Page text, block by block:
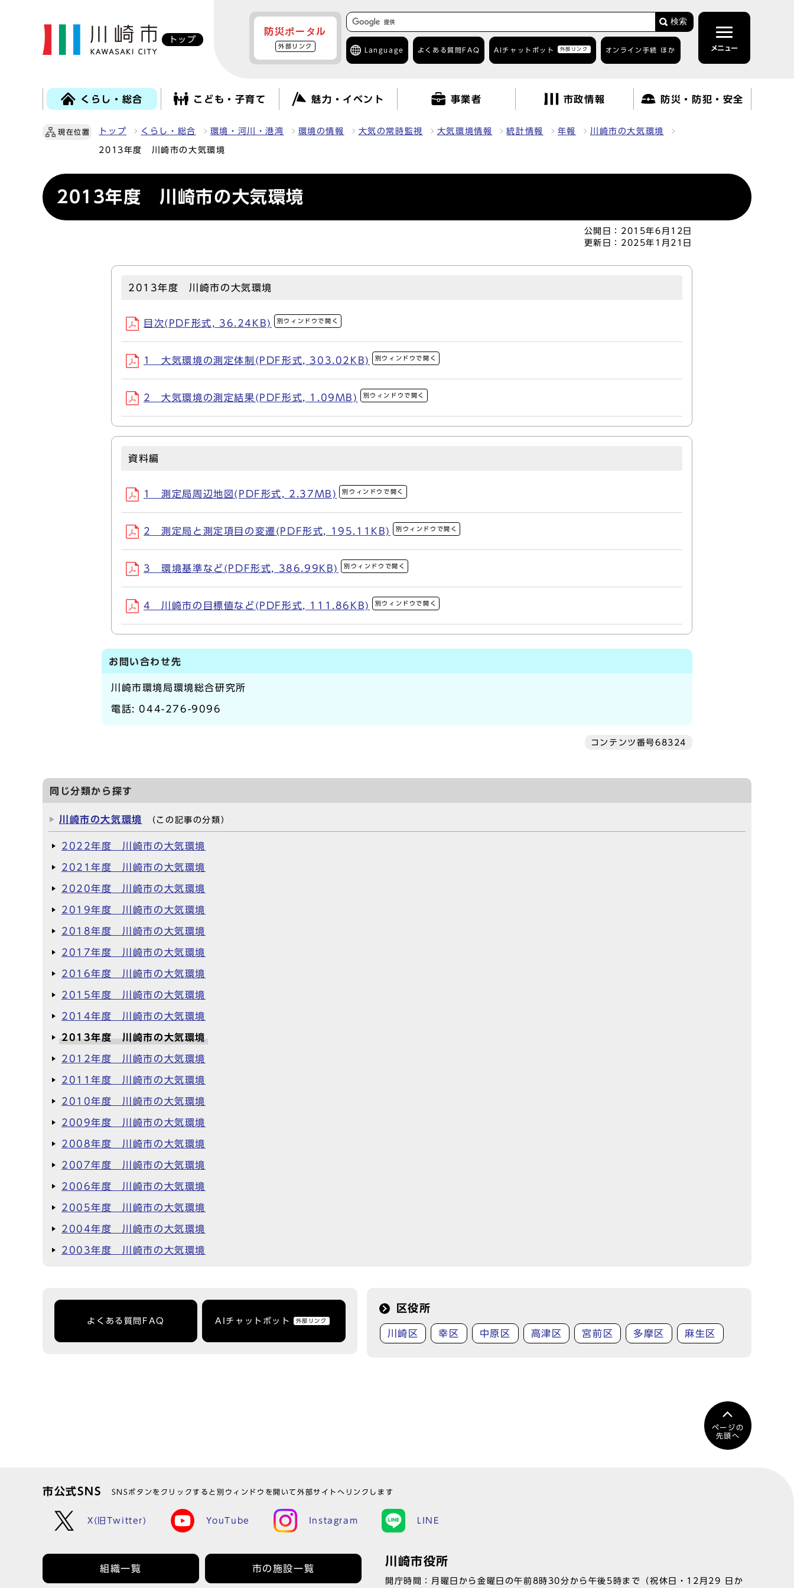
トップ
防災ポータル
外部リンク
検索
Language よくある質問 FAQ AIチャットボット 外部リンク オンライン手続 ほか メニュー
くらし・総合 こども・子育て 魅力・イベント 事業者 市政情報 防災・防犯・安全
現在位置 トップ くらし・総合 環境・河川・港湾 環境の情報 大気の常時監視 大気環境情報 統計情報 年報 川崎市の大気環境
2013年度 川崎市の大気環境
2013年度 川崎市の大気環境
公開日： 2015年6月12日
更新日： 2025年1月21日
2013年度 川崎市の大気環境
目次(PDF形式, 36.24KB) 別ウィンドウで開く
1 大気環境の測定体制(PDF形式, 303.02KB) 別ウィンドウで開く
2 大気環境の測定結果(PDF形式, 1.09MB) 別ウィンドウで開く
資料編
1 測定局周辺地図(PDF形式, 2.37MB) 別ウィンドウで開く
2 測定局と測定項目の変遷(PDF形式, 195.11KB) 別ウィンドウで開く
3 環境基準など(PDF形式, 386.99KB) 別ウィンドウで開く
4 川崎市の目標値など(PDF形式, 111.86KB) 別ウィンドウで開く
お問い合わせ先
川崎市環境局環境総合研究所
電話: 044-276-9096
コンテンツ番号68324
同じ分類から探す
川崎市の大気環境 （この記事の分類）
2022年度 川崎市の大気環境
2021年度 川崎市の大気環境
2020年度 川崎市の大気環境
2019年度 川崎市の大気環境
2018年度 川崎市の大気環境
2017年度 川崎市の大気環境
2016年度 川崎市の大気環境
2015年度 川崎市の大気環境
2014年度 川崎市の大気環境
2013年度 川崎市の大気環境
2012年度 川崎市の大気環境
2011年度 川崎市の大気環境
2010年度 川崎市の大気環境
2009年度 川崎市の大気環境
2008年度 川崎市の大気環境
2007年度 川崎市の大気環境
2006年度 川崎市の大気環境
2005年度 川崎市の大気環境
2004年度 川崎市の大気環境
2003年度 川崎市の大気環境
よくある質問FAQ AIチャットボット 外部リンク
区役所
川崎区 幸区 中原区 高津区 宮前区 多摩区 麻生区
ページの
先頭へ
市公式SNS SNSボタンをクリックすると別ウィンドウを開いて外部サイトへリンクします
X(旧Twitter) YouTube Instagram LINE
組織一覧 市の施設一覧
川崎市役所
開庁時間：月曜日から金曜日の午前8時30分から午後5時まで（祝休日・12月29 日か